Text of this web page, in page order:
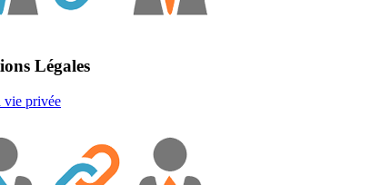
Légales
vie privée